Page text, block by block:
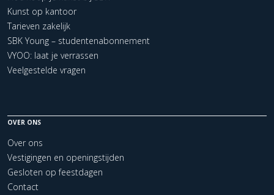
Kunst op kantoor
Tarieven zakelijk
SBK Young – studentenabonnement
VYOO: laat je verrassen
Veelgestelde vragen
OVER ONS
Over ons
Vestigingen en openingstijden
Gesloten op feestdagen
Contact